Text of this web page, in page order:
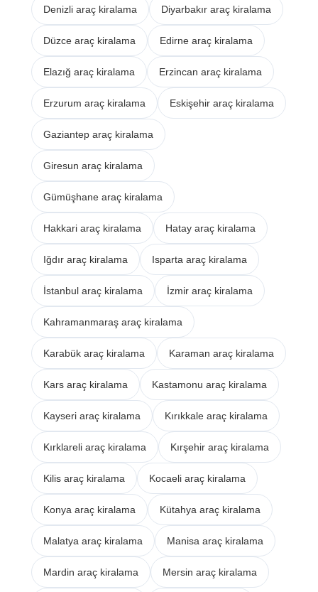
Denizli araç kiralama Diyarbakır araç kiralama
Düzce araç kiralama Edirne araç kiralama
Elazığ araç kiralama Erzincan araç kiralama
Erzurum araç kiralama Eskişehir araç kiralama
Gaziantep araç kiralama
Giresun araç kiralama
Gümüşhane araç kiralama
Hakkari araç kiralama Hatay araç kiralama
Iğdır araç kiralama Isparta araç kiralama
İstanbul araç kiralama İzmir araç kiralama
Kahramanmaraş araç kiralama
Karabük araç kiralama Karaman araç kiralama
Kars araç kiralama Kastamonu araç kiralama
Kayseri araç kiralama Kırıkkale araç kiralama
Kırklareli araç kiralama Kırşehir araç kiralama
Kilis araç kiralama Kocaeli araç kiralama
Konya araç kiralama Kütahya araç kiralama
Malatya araç kiralama Manisa araç kiralama
Mardin araç kiralama Mersin araç kiralama